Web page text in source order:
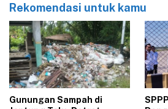
Rekomendasi untuk kamu
Gunungan Sampah di